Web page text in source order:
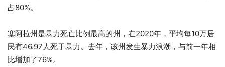
占80%。
塞阿拉州是暴力死亡比例最高的州，在2020年，平均每10万居
民有46.97人死于暴力。去年，该州发生暴力浪潮，与前一年相
比增加了76%。